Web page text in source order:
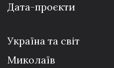
Дата-проєкти
Україна та світ
Миколаїв